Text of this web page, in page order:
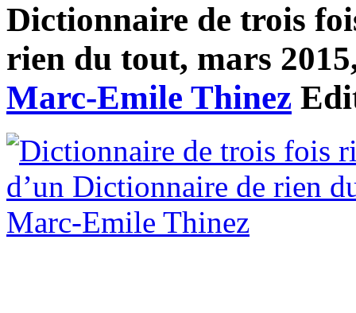
Dictionnaire de trois
rien du tout, mars
Marc-Emile Thinez